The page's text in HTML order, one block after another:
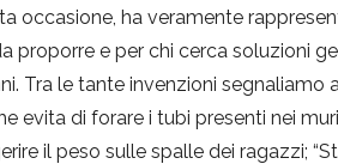
occasione, ha veramente
proporre e per chi cerca soluzioni
Tra le tante invenzioni segnaliamo
evita di forare i tubi presenti nei
il peso sulle spalle dei ragazzi;